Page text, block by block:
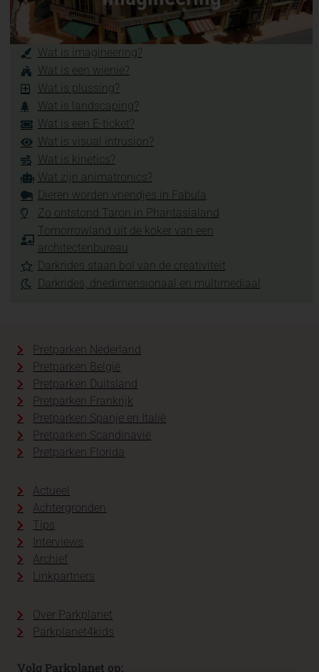
Wat is imagineering?
Wat is een wienie?
Wat is plussing?
Wat is landscaping?
Wat is een E-ticket?
Wat is visual intrusion?
Wat is kinetics?
Wat zijn animatronics?
Dieren worden vriendjes in Fabula
Zo ontstond Taron in Phantasialand
Tomorrowland uit de koker van een
architectenbureau
Darkrides staan bol van de creativiteit
Darkrides, driedimensionaal en multimediaal
Pretparken Nederland
Pretparken België
Pretparken Duitsland
Pretparken Frankrijk
Pretparken Spanje en Italië
Pretparken Scandinavië
Pretparken Florida
Actueel
Achtergronden
Tips
Interviews
Archief
Linkpartners
Over Parkplanet
Parkplanet4kids
Volg Parkplanet op: